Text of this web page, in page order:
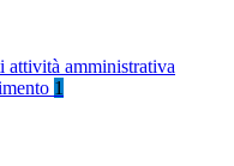
attività amministrativa
1